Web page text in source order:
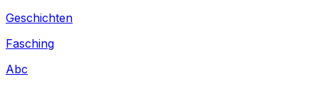
Geschichten
Fasching
Abc